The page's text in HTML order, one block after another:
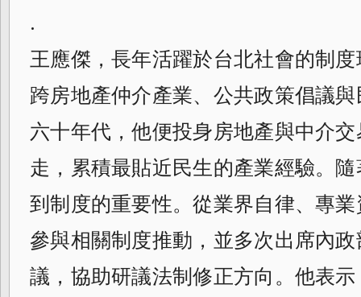
.
王應傑，長年活躍於台北社會的制
跨房地產仲介產業、公共政策倡議
六十年代，他便投身房地產與中介
走，累積最貼近民生的產業經驗。
到制度的重要性。從業界自律、專
參與相關制度推動，並多次出席內
議，協助研議法制修正方向。他表